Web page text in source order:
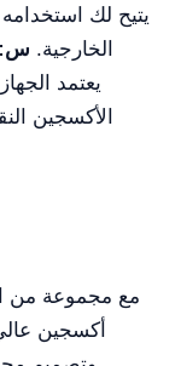
يتيح لك
الخارجية. س:
يعتمد
الأكسجين
أكسجين